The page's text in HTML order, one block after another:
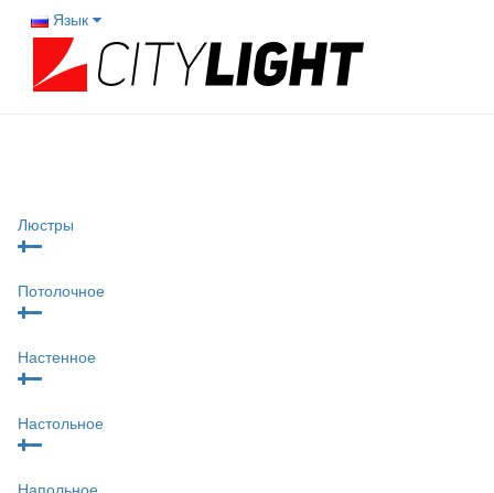
Язык
Люстры
Потолочное
Настенное
Настольное
Напольное